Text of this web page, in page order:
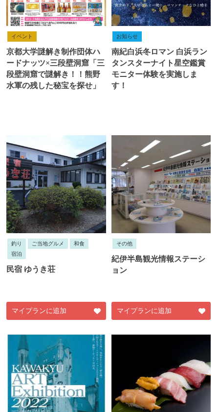
イベント
京都大学謎解き制作団体ハ
ードナッツ×三段壁洞窟「三
段壁洞窟で謎解き！！熊野
水軍の残した秘宝を探せ」
お知らせ
南紀白浜冬ロマン 白浜ラン
タンスターナイト星空鑑賞
モニター体験を実施しま
す！
釣り ご当地グルメ
和食
宿泊
民宿 ゆうき荘
マイプランに追加
その他
紀伊半島観光情報ステーシ
ョン
マイプランに追加